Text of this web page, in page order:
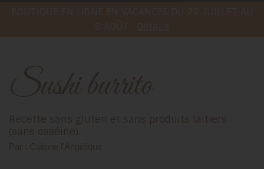
Sushi burrito
Recette sans gluten et sans produits laitiers
(sans caséine).
Par : Cuisine l'Angélique